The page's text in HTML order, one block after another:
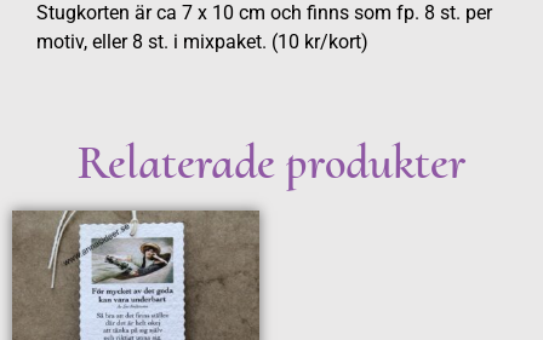
Stugkorten är ca 7 x 10 cm och finns som fp. 8 st. per
motiv, eller 8 st. i mixpaket. (10 kr/kort)
Relaterade produkter